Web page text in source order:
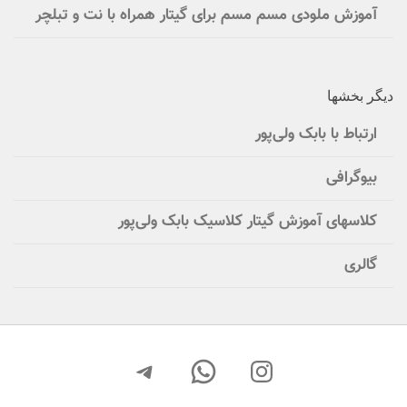
آموزش ملودی مسم مسم برای گیتار همراه با نت و تبلچر
دیگر بخشها
ارتباط با بابک ولی‌پور
بیوگرافی
کلاسهای آموزش گیتار کلاسیک بابک ولی‌پور
گالری
اینستاگرمواتس‌اپتلگرام